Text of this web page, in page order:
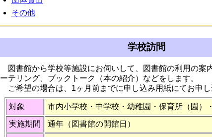
その他
学校訪問
図書館から学校等施設にお伺いして、図書館の利用の案
ーテリング、ブックトーク（本の紹介）などをします。
ご希望の場合は、1ヶ月前までに申し込み用紙にてお申し
対象 市内小学校・中学校・幼稚園・保育所（園）
実施期間 通年（図書館の開館日）